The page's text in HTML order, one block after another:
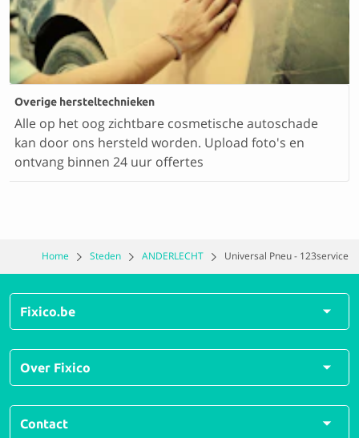
Overige hersteltechnieken
Alle op het oog zichtbare cosmetische autoschade
kan door ons hersteld worden. Upload foto's en
ontvang binnen 24 uur offertes
Home Steden ANDERLECHT Universal Pneu - 123service
Fixico.be
Alle herstellingen
Alle soorten schades
Veelgestelde vragen
Hoe werkt Fixico?
Over Fixico
Over ons
Contact